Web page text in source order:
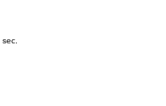
sec.